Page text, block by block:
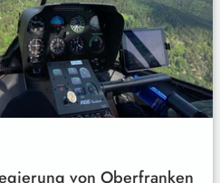
von Oberfranken